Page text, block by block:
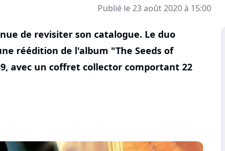
Publié le 23 août 2020 à 15:00
de revisiter son catalogue. Le duo
réédition de l'album "The Seeds of
avec un coffret collector comportant 22